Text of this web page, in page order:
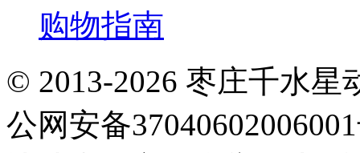
购物指南
© 2013-2026 枣庄千水
公网安备